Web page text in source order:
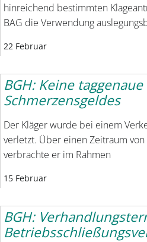
hinreichend bestimmten
BAG die Verwendung
22 Februar
BGH: Keine
Schmerzensgeldes
Der Kläger wurde bei einem
verletzt. Über einen Zeitraum von
verbrachte er im Rahmen
15 Februar
BGH: